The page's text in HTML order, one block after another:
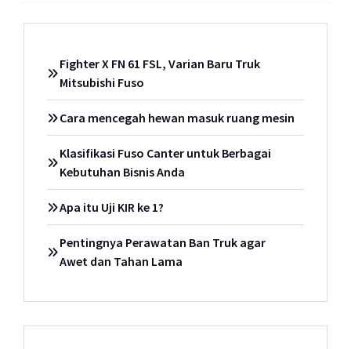
Fighter X FN 61 FSL, Varian Baru Truk
Mitsubishi Fuso
Cara mencegah hewan masuk ruang mesin
Klasifikasi Fuso Canter untuk Berbagai
Kebutuhan Bisnis Anda
Apa itu Uji KIR ke 1?
Pentingnya Perawatan Ban Truk agar
Awet dan Tahan Lama